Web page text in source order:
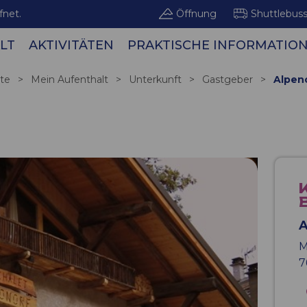
Öffnung
AKTIVITÄTEN PRAKTISCHE
> Mein Aufenthalt > Unterkunft > Gastgeber >